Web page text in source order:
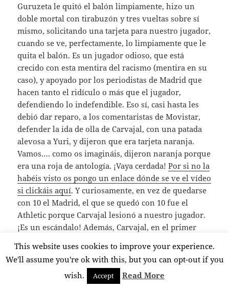
Guruzeta le quitó el balón limpiamente, hizo un
doble mortal con tirabuzón y tres vueltas sobre sí
mismo, solicitando una tarjeta para nuestro jugador,
cuando se ve, perfectamente, lo limpiamente que le
quita el balón. Es un jugador odioso, que está
crecido con esta mentira del racismo (mentira en su
caso), y apoyado por los periodistas de Madrid que
hacen tanto el ridículo o más que el jugador,
defendiendo lo indefendible. Eso sí, casi hasta les
debió dar reparo, a los comentaristas de Movistar,
defender la ida de olla de Carvajal, con una patada
alevosa a Yuri, y dijeron que era tarjeta naranja.
Vamos…. como os imagináis, dijeron naranja porque
era una roja de antología. ¡Vaya cerdada!Por si no la
habéis visto os pongo un enlace dónde se ve el vídeo
si clickáis aquí. Y curiosamente, en vez de quedarse
con 10 el Madrid, el que se quedó con 10 fue el
Athletic porque Carvajal lesionó a nuestro jugador.
¡Es un escándalo! Además, Carvajal, en el primer
que saliera fuera, le saltó otra tarascada
incomprensible.
This website uses cookies to improve your experience.
We'll assume you're ok with this, but you can opt-out if you
wish.
Accept Read More